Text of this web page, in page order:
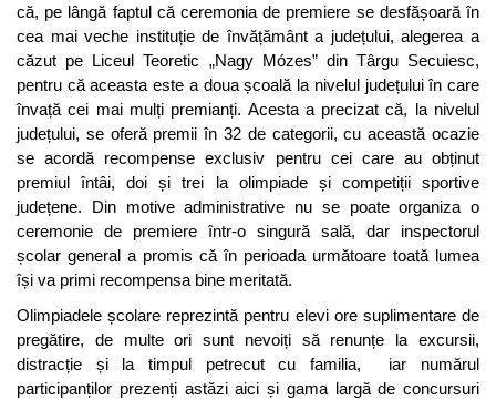
că, pe lângă faptul că ceremonia de premiere se desfășoară în
cea mai veche instituție de învățământ a județului, alegerea a
căzut pe Liceul Teoretic „Nagy Mózes” din Târgu Secuiesc,
pentru că aceasta este a doua școală la nivelul județului în care
învață cei mai mulți premianți. Acesta a precizat că, la nivelul
județului, se oferă premii în 32 de categorii, cu această ocazie
se acordă recompense exclusiv pentru cei care au obținut
premiul întâi, doi și trei la olimpiade și competiții sportive
județene. Din motive administrative nu se poate organiza o
ceremonie de premiere într-o singură sală, dar inspectorul
școlar general a promis că în perioada următoare toată lumea
își va primi recompensa bine meritată.
Olimpiadele școlare reprezintă pentru elevi ore suplimentare de
pregătire, de multe ori sunt nevoiți să renunțe la excursii,
distracție și la timpul petrecut cu familia, iar numărul
participanților prezenți astăzi aici și gama largă de concursuri